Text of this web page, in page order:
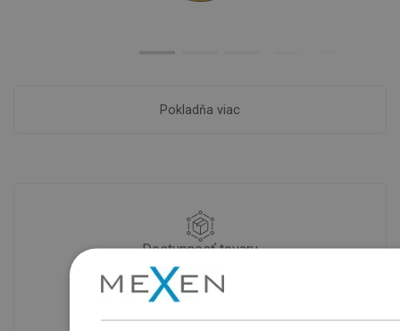
Pokladňa viac
Dostupnosť tovaru
Naše výrobky na vás čakajú v
modernom sklade.Vždy pripravený na